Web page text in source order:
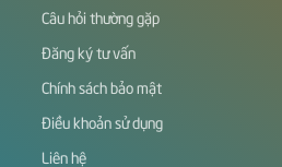
Câu hỏi thường gặp
Đăng ký tư vấn
Chính sách bảo mật
Điều khoản sử dụng
Liên hệ